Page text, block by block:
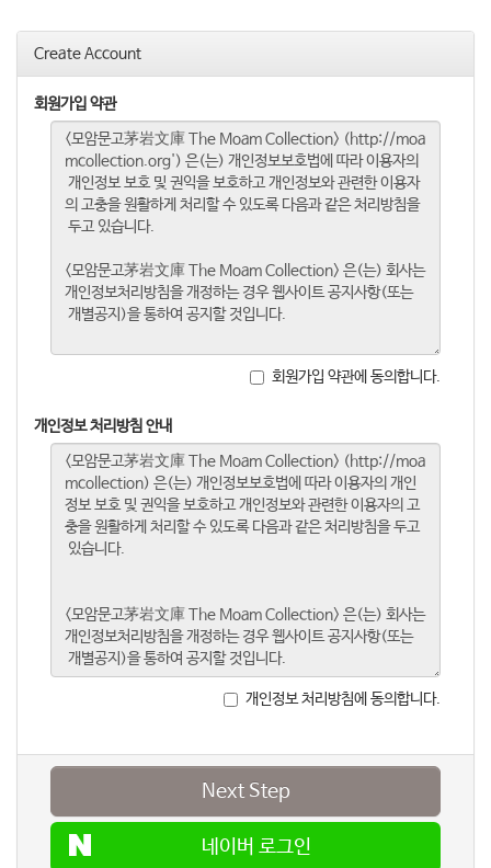
Create Account
회원가입 약관
회원가입 약관에 동의합니다.
개인정보 처리방침 안내
개인정보 처리방침에 동의합니다.
Next Step
네이버 로그인